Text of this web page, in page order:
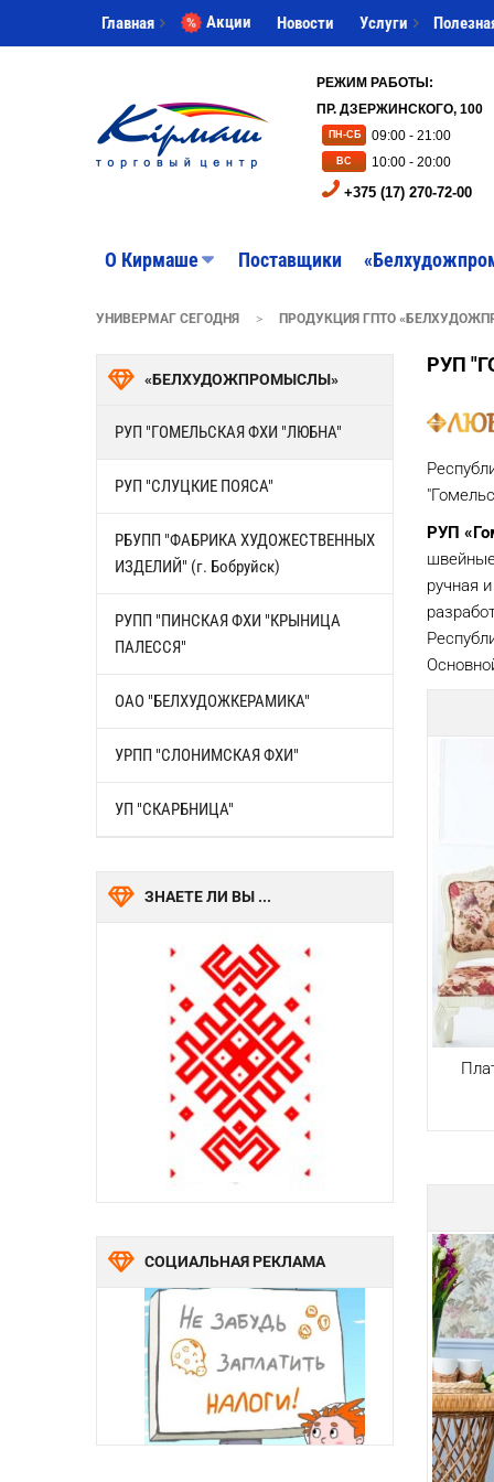
Главная Акции Новости Услуги
РЕЖИМ РАБОТЫ:
ПР. ДЗЕРЖИНСКОГО, 100
ПН-СБ 09:00 - 21:00
ВС 10:00 - 20:00
+375 (17) 270-72-00
O Кирмаше Поставщики
УНИВЕРМАГ СЕГОДНЯ > ПРОДУКЦИЯ ГПТО
РУП
РУП
ручная
«БЕЛХУДОЖПРОМЫСЛЫ»
РУП "ГОМЕЛЬСКАЯ ФХИ "ЛЮБНА"
РУП "СЛУЦКИЕ ПОЯСА"
РБУПП "ФАБРИКА ХУДОЖЕСТВЕННЫХ
ИЗДЕЛИЙ" (г. Бобруйск)
РУПП "ПИНСКАЯ ФХИ "КРЫНИЦА
ПАЛЕССЯ"
ОАО "БЕЛХУДОЖКЕРАМИКА"
УРПП "СЛОНИМСКАЯ ФХИ"
УП "СКАРБНИЦА"
ЗНАЕТЕ ЛИ ВЫ ...
СОЦИАЛЬНАЯ РЕКЛАМА